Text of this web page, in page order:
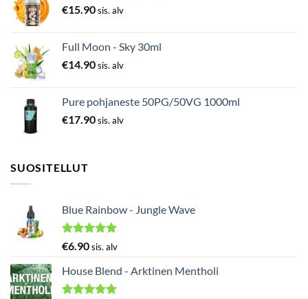
€15.90sis. alv
Full Moon - Sky 30ml
€14.90sis. alv
Pure pohjaneste 50PG/50VG 1000ml
€17.90sis. alv
SUOSITELLUT
Blue Rainbow - Jungle Wave
Arvostelu
5.00
/ 5
€6.90sis. alv
House Blend - Arktinen Mentholi